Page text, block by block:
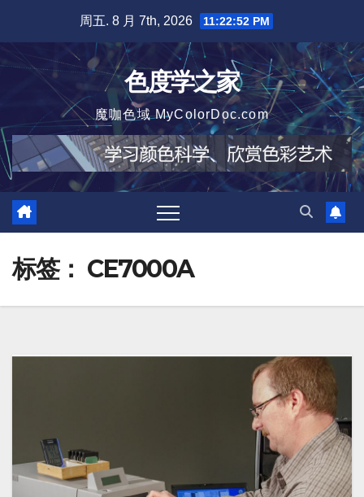
周五. 8 月 7th, 2026 11:22:53 PM
色度学之家
魔咖色域 MyColorDoc.com
标签： CE7000A